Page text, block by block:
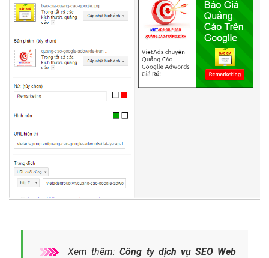
Xem thêm:Công ty dịch vụ SEO Web